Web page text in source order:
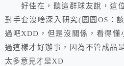
好佳在，聽這群球友說，這位
對手套沒啥深入研究(圓圓OS：
過吧XDD，但是沒關係，看得懂
過這樣才好辦事，因為不管成品
太多意見才是XD